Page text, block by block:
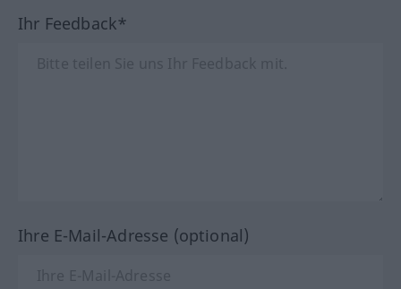
Ihr Feedback*
Ihre E-Mail-Adresse (optional)